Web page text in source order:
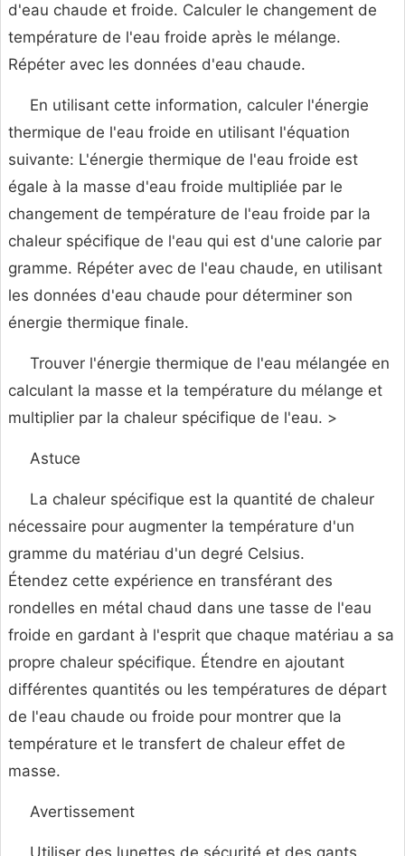
d'eau chaude et froide. Calculer le changement de
température de l'eau froide après le mélange.
Répéter avec les données d'eau chaude.
En utilisant cette information, calculer l'énergie
thermique de l'eau froide en utilisant l'équation
suivante: L'énergie thermique de l'eau froide est
égale à la masse d'eau froide multipliée par le
changement de température de l'eau froide par la
chaleur spécifique de l'eau qui est d'une calorie par
gramme. Répéter avec de l'eau chaude, en utilisant
les données d'eau chaude pour déterminer son
énergie thermique finale.
Trouver l'énergie thermique de l'eau mélangée en
calculant la masse et la température du mélange et
multiplier par la chaleur spécifique de l'eau. >
Astuce
La chaleur spécifique est la quantité de chaleur
nécessaire pour augmenter la température d'un
gramme du matériau d'un degré Celsius.
Étendez cette expérience en transférant des
rondelles en métal chaud dans une tasse de l'eau
froide en gardant à l'esprit que chaque matériau a sa
propre chaleur spécifique. Étendre en ajoutant
différentes quantités ou les températures de départ
de l'eau chaude ou froide pour montrer que la
température et le transfert de chaleur effet de
masse.
Avertissement